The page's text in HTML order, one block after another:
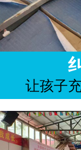
让孩子